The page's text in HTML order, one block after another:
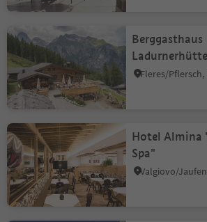
Berggasthaus
Ladurnerhütte
Hotel Almina
Spa"